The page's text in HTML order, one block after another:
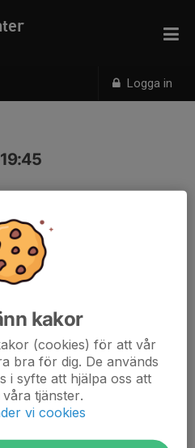
Logga in
kakor
(cookies) för att vår
bra för dig. De används
i syfte att hjälpa oss att
tjänster.
vi cookies